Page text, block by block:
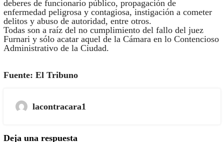
deberes de funcionario público, propagación de
enfermedad peligrosa y contagiosa, instigación a cometer
delitos y abuso de autoridad, entre otros.
Todas son a raíz del no cumplimiento del fallo del juez
Furnari y sólo acatar aquel de la Cámara en lo Contencioso
Administrativo de la Ciudad.
Fuente: El Tribuno
lacontracara1
Deja una respuesta